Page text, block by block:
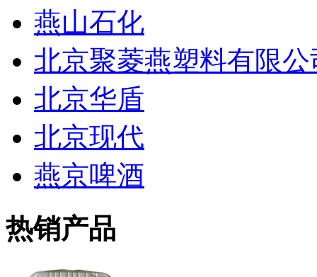
燕山石化
北京聚菱燕塑料有限公
北京华盾
北京现代
燕京啤酒
热销产品